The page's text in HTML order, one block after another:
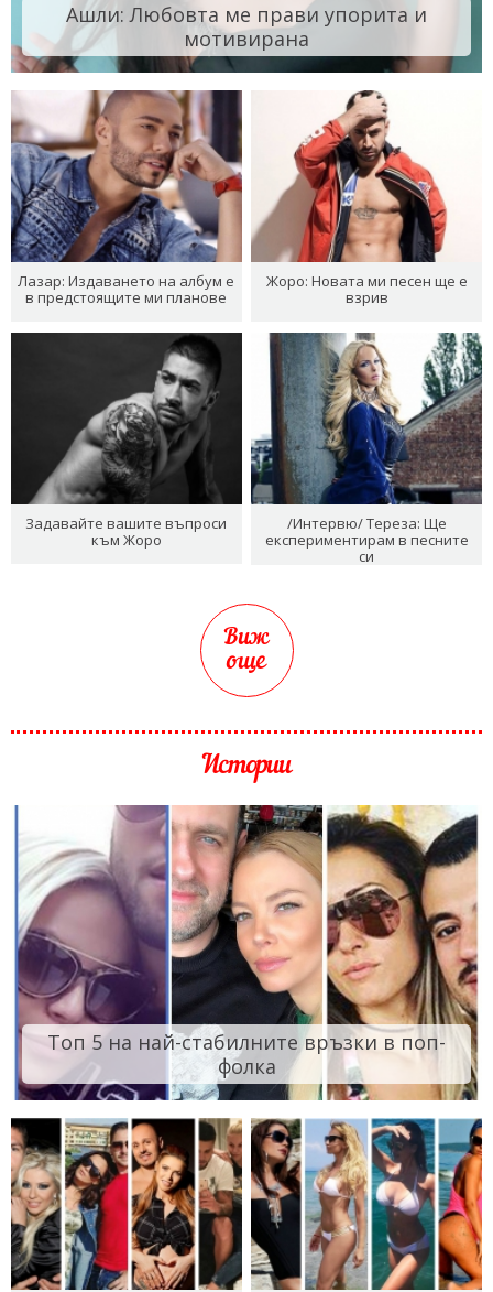
Ашли: Любовта ме прави упорита и
мотивирана
Лазар: Издаването на албум е
в предстоящите ми планове
Жоро: Новата ми песен ще е
взрив
Задавайте вашите въпроси
към Жоро
/Интервю/ Тереза: Ще
експериментирам в песните
си
Виж
още
Истории
Топ 5 на най-стабилните връзки в поп-
фолка